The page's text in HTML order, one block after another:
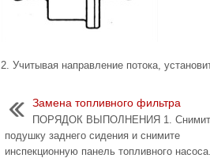
2. Учитывая направление потока,
Замена топливного фильтра
ПОРЯДОК ВЫПОЛНЕНИЯ 1.
подушку заднего сидения и снимите
инспекционную панель топливного